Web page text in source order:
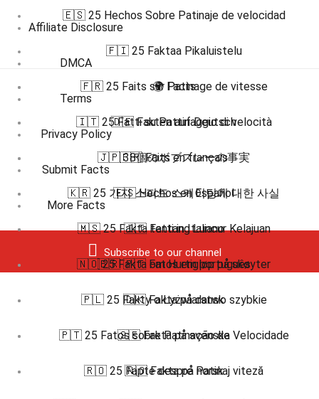
Affiliate Disclosure
DMCA
Terms
Privacy Policy
Submit Facts
More Facts
Subscribe to our channel
🇪🇸 25 Hechos Sobre Patinaje de velocidad
🇫🇮 25 Faktaa Pikaluistelu
🇫🇷 25 Faits sur Patinage de vitesse
🇮🇹 25 Fatti su Pattinaggio di velocità
🇯🇵 38個のボブスレーの事実
🇰🇷 25 가지 스피드 스케이팅에 대한 사실
🇲🇸 25 Fakta tentang Luncur Kelajuan
🇳🇴 25 Fakta om Hurtigløp på skøyter
🇵🇱 25 Fakty o Łyżwiarstwo szybkie
🇵🇹 25 Fatos sobre Patinação de Velocidade
🇷🇴 25 Fapte despre Patinaj viteză
🌍 Facts
🇩🇪 Fakten auf Deutsch
🇫🇷 Faits en français
🇪🇸 Hechos en Español
🇮🇹 Fatti in Italiano
🇧🇷 🇵🇹 Fatos em português
🇩🇰 Fakta på dansk
🇸🇪 Fakta på svenska
🇳🇴 Fakta på norsk